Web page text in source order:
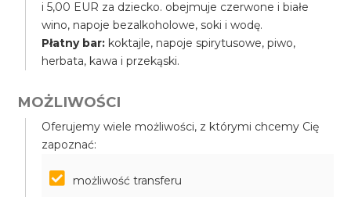
i 5,00 EUR za dziecko. obejmuje czerwone i białe
wino, napoje bezalkoholowe, soki i wodę.
Płatny bar: koktajle, napoje spirytusowe, piwo,
herbata, kawa i przekąski.
MOŻLIWOŚCI
Oferujemy wiele możliwości, z którymi chcemy Cię
zapoznać:
możliwość transferu